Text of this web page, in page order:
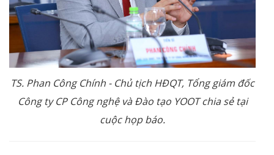
TS. Phan Công Chính - Chủ tịch HĐQT, Tổng giám đốc
Công ty CP Công nghệ và Đào tạo YOOT chia sẻ tại
cuộc họp báo.